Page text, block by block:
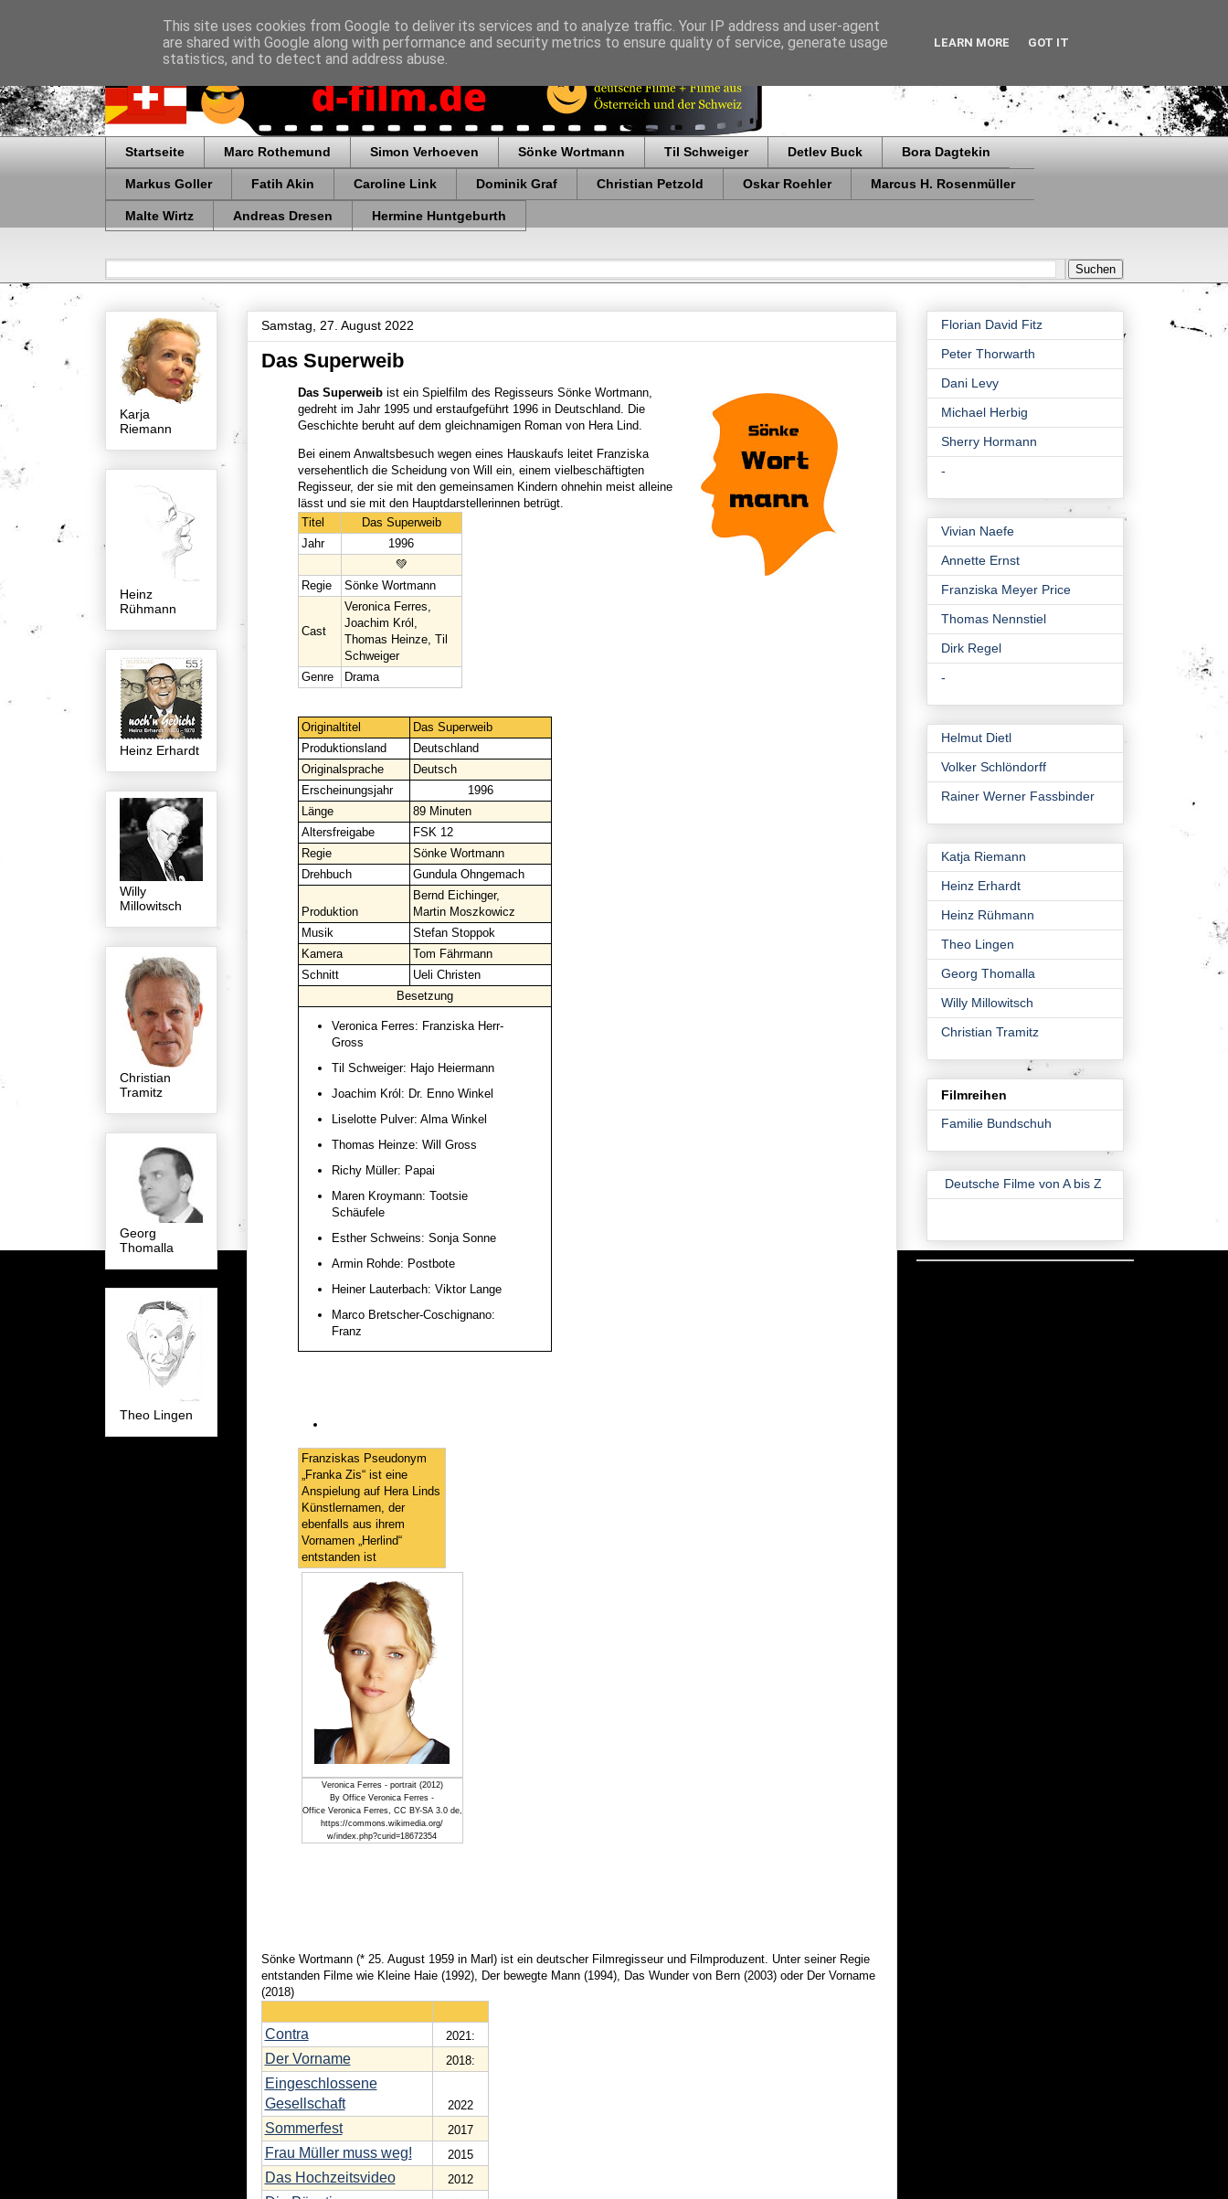
Startseite Marc Rothemund Simon Verhoeven Sönke Wortmann Til Schweiger Detlev Buck Bora Dagtekin
Markus Goller Fatih Akin Caroline Link Dominik Graf Christian Petzold Oskar Roehler Marcus H. Rosenmüller
Malte Wirtz Andreas Dresen Hermine Huntgeburth
Samstag, 27. August 2022
Das Superweib
Das Superweibist ein Spielfilm des Regisseurs Sönke Wortmann,
gedreht im Jahr 1995 und erstaufgeführt 1996 in Deutschland. Die
Geschichte beruht auf dem gleichnamigen Roman von Hera Lind.
Bei einem Anwaltsbesuch wegen eines Hauskaufs leitet Franziska
versehentlich die Scheidung von Will ein, einem vielbeschäftigten
Regisseur, der sie mit den gemeinsamen Kindern ohnehin meist alleine
lässt und sie mit den Hauptdarstellerinnen betrügt.
Titel
Das Superweib
Jahr
1996
💚
Regie
Sönke Wortmann
Cast
Veronica Ferres,
Joachim Król,
Thomas Heinze, Til
Schweiger
Genre
Drama
Originaltitel
Das Superweib
Produktionsland
Deutschland
Originalsprache
Deutsch
Erscheinungsjahr
1996
Länge
89 Minuten
Altersfreigabe
FSK 12
Regie
Sönke Wortmann
Drehbuch
Gundula Ohngemach
Produktion
Bernd Eichinger,
Martin Moszkowicz
Musik
Stefan Stoppok
Kamera
Tom Fährmann
Schnitt
Ueli Christen
Besetzung
Veronica Ferres: Franziska Herr-
Gross
Til Schweiger: Hajo Heiermann
Joachim Król: Dr. Enno Winkel
Liselotte Pulver: Alma Winkel
Thomas Heinze: Will Gross
Richy Müller: Papai
Maren Kroymann: Tootsie
Schäufele
Esther Schweins: Sonja Sonne
Armin Rohde: Postbote
Heiner Lauterbach: Viktor Lange
Marco Bretscher-Coschignano:
Franz
Franziskas Pseudonym
„Franka Zis“ ist eine
Anspielung auf Hera Linds
Künstlernamen, der
ebenfalls aus ihrem
Vornamen „Herlind“
entstanden ist
Veronica Ferres - portrait (2012)
By Office Veronica Ferres -
Office Veronica Ferres, CC BY-SA 3.0 de,
https://commons.wikimedia.org/
w/index.php?curid=18672354
Sönke Wortmann (* 25. August 1959 in Marl) ist ein deutscher Filmregisseur und Filmproduzent. Unter seiner Regie
entstanden Filme wie Kleine Haie (1992), Der bewegte Mann (1994), Das Wunder von Bern (2003) oder Der Vorname
(2018)
Contra 2021:
Der Vorname 2018:
Eingeschlossene
Gesellschaft
2022
Sommerfest 2017
Frau Müller muss weg! 2015
Das Hochzeitsvideo 2012
Karja
Riemann
Heinz
Rühmann
Heinz Erhardt
Willy
Millowitsch
Christian
Tramitz
Georg
Thomalla
Theo Lingen
Florian David Fitz
Peter Thorwarth
Dani Levy
Michael Herbig
Sherry Hormann
-
Vivian Naefe
Annette Ernst
Franziska Meyer Price
Thomas Nennstiel
Dirk Regel
-
Helmut Dietl
Volker Schlöndorff
Rainer Werner Fassbinder
Katja Riemann
Heinz Erhardt
Heinz Rühmann
Theo Lingen
Georg Thomalla
Willy Millowitsch
Christian Tramitz
Filmreihen
Familie Bundschuh
Deutsche Filme von A bis Z
This site uses cookies from Google to deliver its services and to analyze traffic. Your IP address and user-agent
are shared with Google along with performance and security metrics to ensure quality of service, generate usage
statistics, and to detect and address abuse.
LEARN MORE GOT IT